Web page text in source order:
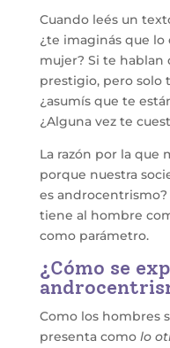
Cuando leés un
¿te imaginás que lo
mujer? Si te
prestigio, pero solo
¿asumís que te
¿Alguna vez te
La razón por la que
porque nuestra
es
tiene al hombre
como parámetro.
¿Cómo se
Como los hombres
presenta como lo